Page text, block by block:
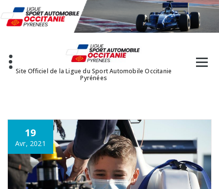
au
contenu
Site Officiel de la Ligue du Sport Automobile Occitanie
Pyrénées
19
Avr, 2021